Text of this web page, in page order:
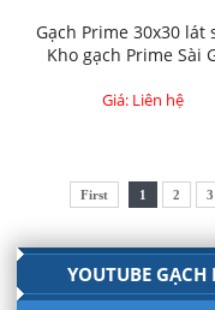
Gạch Prime 30x30 lát
Kho gạch Prime Sài
Giá: Liên hệ
First 1 2 3
YOUTUBE GẠCH